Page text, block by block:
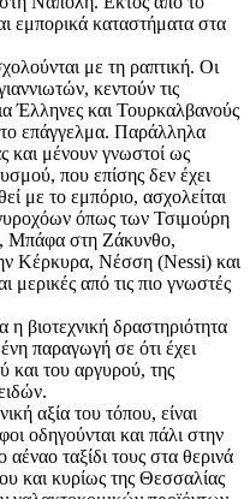
εμπορικά καταστήματα στα
με τη ραπτική. Οι
κεντούν τις
Έλληνες και Τουρκαλβανούς
επάγγελμα. Παράλληλα
και μένουν γνωστοί ως
που επίσης δεν έχει
με το εμπόριο, ασχολείται
όπως των Τσιμούρη
Μπάφα στη Ζάκυνθο,
Κέρκυρα, Νέσση (Nessi) και
μερικές από τις πιο γνωστές
βιοτεχνική δραστηριότητα
παραγωγή σε ότι έχει
και του αργυρού, της
αξία του τόπου, είναι
οδηγούνται και πάλι στην
αέναο ταξίδι τους στα θερινά
και κυρίως της Θεσσαλίας